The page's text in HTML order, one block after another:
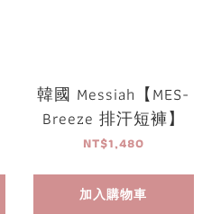
韓國 Messiah【MES-
Breeze 排汗短褲】
NT$1,480
加入購物車